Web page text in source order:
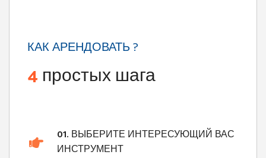
КАК АРЕНДОВАТЬ ?
4простых шага
01. ВЫБЕРИТЕ ИНТЕРЕСУЮЩИЙ ВАС
ИНСТРУМЕНТ